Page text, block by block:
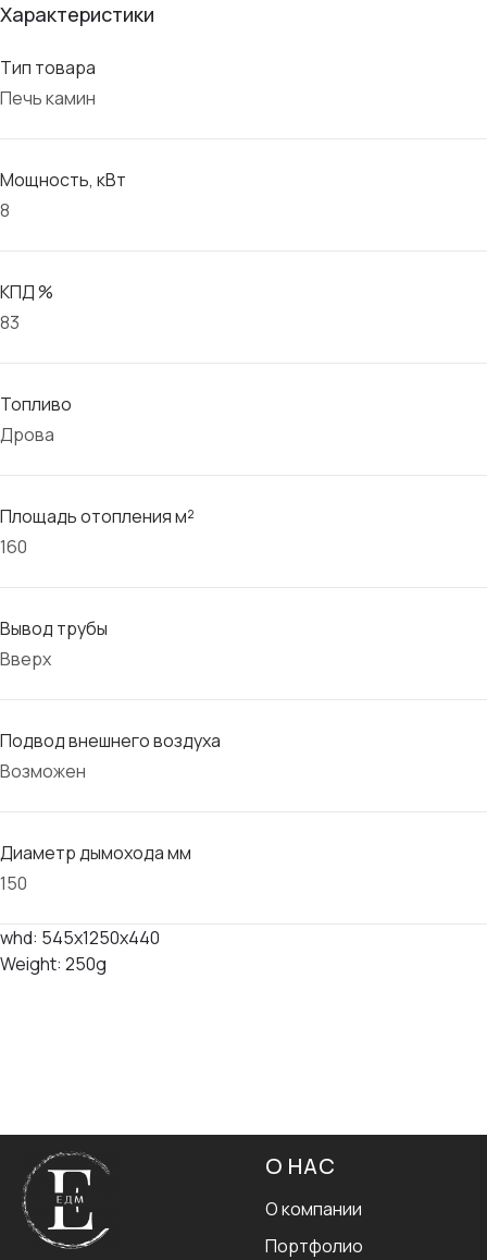
Характеристики
Тип товара
Печь камин
Мощность, кВт
8
КПД %
83
Топливо
Дрова
Площадь отопления м²
160
Вывод трубы
Вверх
Подвод внешнего воздуха
Возможен
Диаметр дымохода мм
150
whd: 545x1250x440
Weight: 250g
О НАС
О компании
Портфолио